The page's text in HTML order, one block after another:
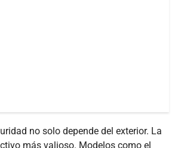
no solo depende del exterior. La
más valioso. Modelos como el